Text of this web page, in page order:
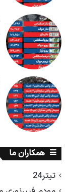
همکاران ما
تیتر24